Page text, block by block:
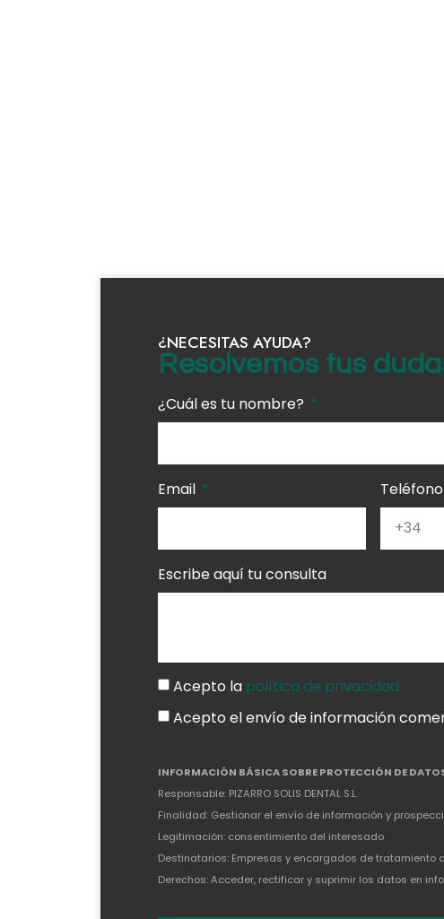
¿NECESITAS AYUDA?
Resolvemos tus
¿Cuál es tu nombre?
Email Teléfono
Escribe aquí tu consulta
Acepto la política de privacidad
Acepto el envío de información
INFORMACIÓN BÁSICA SOBRE PROTECCIÓN DE
Responsable: PIZARRO SOLIS DENTAL S.L.
Finalidad: Gestionar el envío de información y
Legitimación: consentimiento del interesado
Destinatarios: Empresas y encargados de tratamiento
Derechos: Acceder, rectificar y suprimir los datos en